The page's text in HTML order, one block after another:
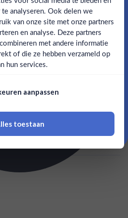
jaar of ouder?
Nee
zijn
43.00%
The Macallan
Schotland
Highland
analyseren. Ook delen we
van onze site met onze partners
en analyse. Deze partners
met andere informatie
of die ze hebben verzameld op
hun services.
aanpassen
toestaan
mijn korting